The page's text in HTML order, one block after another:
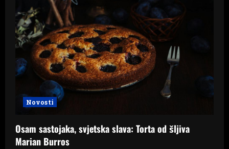
Novosti
Osam sastojaka, svjetska slava: Torta od šljiva
Marian Burros